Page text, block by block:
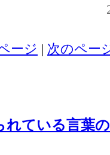
ージ | 次のペー
れている言葉